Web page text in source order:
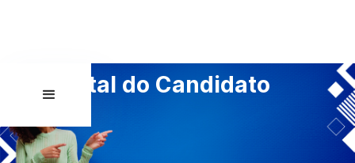
Portal do Candidato